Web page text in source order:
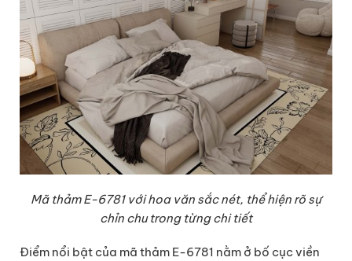
Mã thảm E-6781vớihoa văn sắc nét, thể hiện rõ sự
chỉn chu trong từng chi tiết
Điểm nổi bật của mã thảm E-6781 nằm ở bố cục viền